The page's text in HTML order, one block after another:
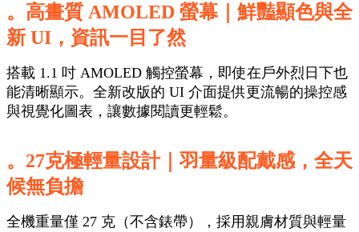
。高畫質 AMOLED 螢幕｜ 鮮豔顯色與全
新 UI，資訊一目了然
搭載 1.1 吋 AMOLED 觸控螢幕，即使在戶外烈日下也
能清晰顯示。全新改版的 UI 介面提供更流暢的操控感
與視覺化圖表，讓數據閱讀更輕鬆。
。27克極輕量設計｜羽量級配戴感，全天
候無負擔
全機重量僅 27 克（不含錶帶），採用親膚材質與輕量